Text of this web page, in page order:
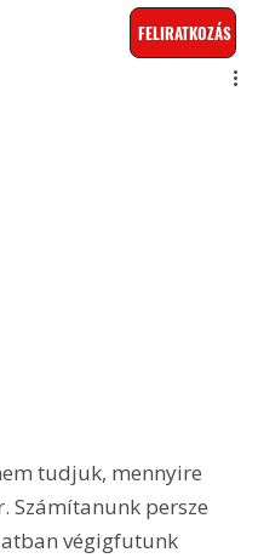
FELIRATKOZÁS
tudjuk, mennyire
Számítanunk persze
végigfutunk